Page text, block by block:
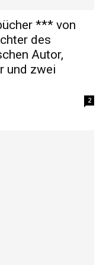
*** von
des
Autor,
und zwei
2